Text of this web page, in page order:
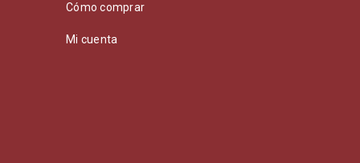
Cómo comprar
Mi cuenta